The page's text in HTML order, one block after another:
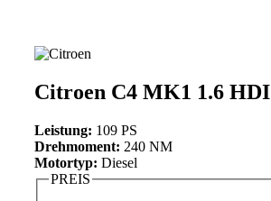
Citroen C4 MK1 1.6 HDI
Leistung: 109 PS
Drehmoment: 240 NM
Motortyp: Diesel
PREIS